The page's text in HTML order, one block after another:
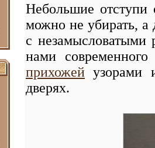
Небольшие отступи
можно не убирать, а
с незамысловатыми
нами
прихожей узорами
дверях.